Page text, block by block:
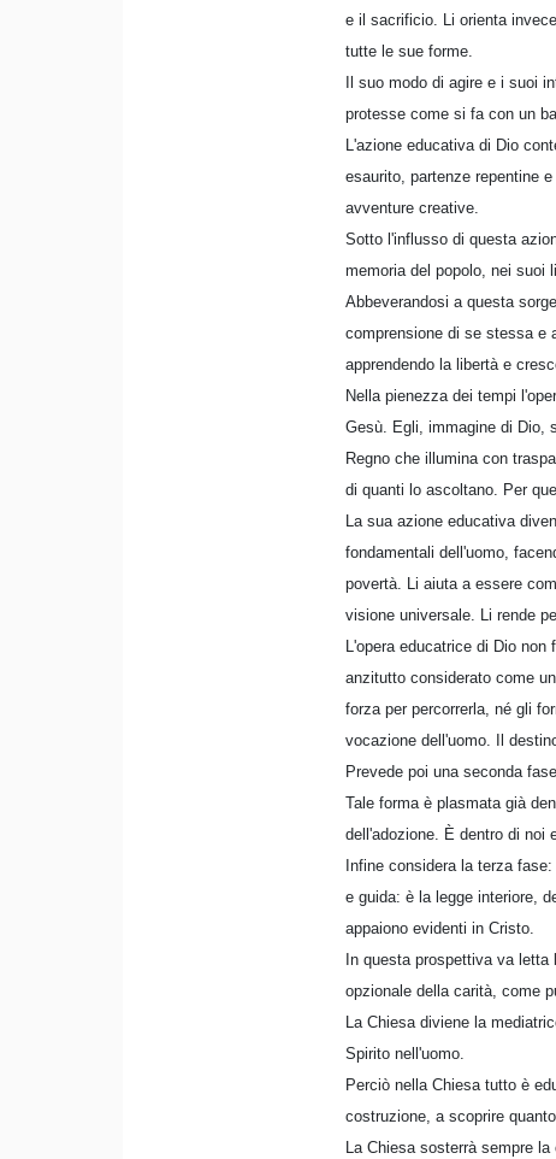
e il sacrificio. Li orienta
tutte le sue forme.
Il suo modo di agire e i suoi
protesse come si fa con un
L'azione educativa di Dio
esaurito, partenze repentine
avventure creative.
Sotto l'influsso di questa
memoria del popolo, nei suoi
Abbeverandosi a questa
comprensione di se stessa e
apprendendo la libertà e
Nella pienezza dei tempi
Gesù. Egli, immagine di Dio,
Regno che illumina con
di quanti lo ascoltano. Per
La sua azione educativa
fondamentali dell'uomo,
povertà. Li aiuta a essere
visione universale. Li rende
L'opera educatrice di Dio
anzitutto considerato come
forza per percorrerla, né gli
vocazione dell'uomo. Il
Prevede poi una seconda
Tale forma è plasmata già
dell'adozione. È dentro di noi
Infine considera la terza
e guida: è la legge interiore,
appaiono evidenti in Cristo.
In questa prospettiva va
opzionale della carità, come
La Chiesa diviene la
Spirito nell'uomo.
Perciò nella Chiesa tutto è
costruzione, a scoprire
La Chiesa sosterrà sempre